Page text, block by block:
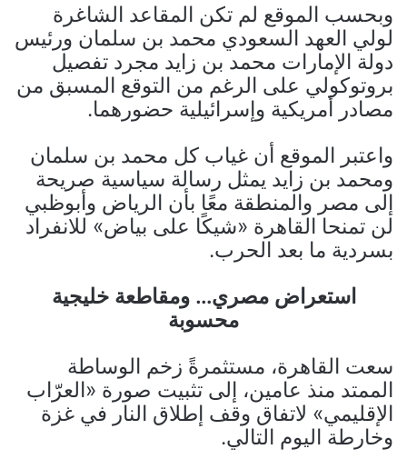
وبحسب الموقع لم تكن المقاعد الشاغرة
لولي العهد السعودي محمد بن سلمان ورئيس
دولة الإمارات محمد بن زايد مجرد تفصيل
بروتوكولي على الرغم من التوقع المسبق من
مصادر أمريكية وإسرائيلية حضورهما.
واعتبر الموقع أن غياب كل محمد بن سلمان
ومحمد بن زايد يمثل رسالة سياسية صريحة
إلى مصر والمنطقة معًا بأن الرياض وأبوظبي
لن تمنحا القاهرة «شيكًا على بياض» للانفراد
بسردية ما بعد الحرب.
استعراض مصري… ومقاطعة خليجية
محسوبة
سعت القاهرة، مستثمرةً زخم الوساطة
الممتد منذ عامين، إلى تثبيت صورة «العرّاب
الإقليمي» لاتفاق وقف إطلاق النار في غزة
وخارطة اليوم التالي.